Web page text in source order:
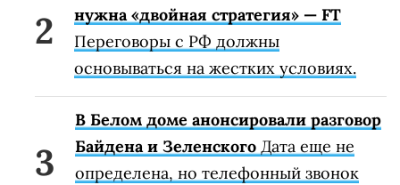
нужна «двойная стратегия» — FT
Переговоры с РФ должны
основываться на жестких условиях.
В Белом доме анонсировали разговор
Байдена и Зеленского Дата еще не
определена, но телефонный звонок